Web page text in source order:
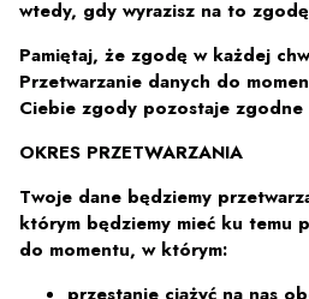
wtedy, gdy wyrazisz na to
Pamiętaj, że zgodę w każdej
Przetwarzanie danych do
Ciebie zgody pozostaje zgodne
OKRES PRZETWARZANIA
Twoje dane będziemy
którym będziemy mieć ku temu
do momentu, w którym: